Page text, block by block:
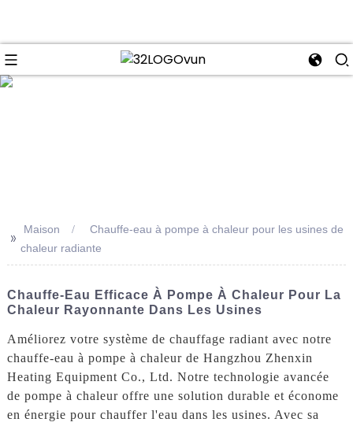
>> Maison
Chauffe-eau à pompe à chaleur pour les usines de
chaleur radiante
Chauffe-Eau Efficace À Pompe À Chaleur Pour La
Chaleur Rayonnante Dans Les Usines
Améliorez votre système de chauffage radiant avec notre
chauffe-eau à pompe à chaleur de Hangzhou Zhenxin
Heating Equipment Co., Ltd. Notre technologie avancée
de pompe à chaleur offre une solution durable et économe
en énergie pour chauffer l'eau dans les usines. Avec sa